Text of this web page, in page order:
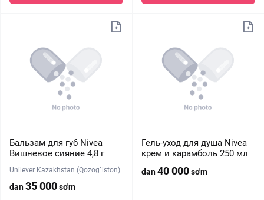
Бальзам для губ Nivea
Вишневое сияние 4,8 г
Unilever Kazakhstan (Qozog`iston)
dan35 000so'm
Гель-уход для душа Nivea
крем и карамболь 250 мл
dan40 000so'm